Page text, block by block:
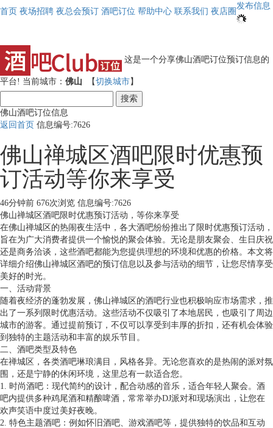
首页 夜场招聘 夜总会预订 酒吧订位 帮助中心 联系我们 夜店圈
发布信息
这是一个分享佛山酒吧订位预订信息的
平台! 当前城市： 佛山 【切换城市】
搜索
佛山酒吧订位信息
返回首页 信息编号:7626
佛山禅城区酒吧限时优惠预
订活动等你来享受
46分钟前 676次浏览 信息编号:7626
佛山禅城区酒吧限时优惠预订活动，等你来享受
在佛山禅城区的热闹夜生活中，各大酒吧纷纷推出了限时优惠预订活动，
旨在为广大消费者提供一个愉悦的聚会体验。无论是朋友聚会、生日庆祝
还是商务洽谈，这些酒吧都能为您提供理想的环境和优惠的价格。本文将
详细介绍佛山禅城区酒吧的预订信息以及参与活动的细节，让您尽情享受
美好的时光。
一、活动背景
随着夜经济的蓬勃发展，佛山禅城区的酒吧行业也积极响应市场需求，推
出了一系列限时优惠活动。这些活动不仅吸引了本地居民，也吸引了周边
城市的游客。通过提前预订，不仅可以享受到丰厚的折扣，还有机会体验
到独特的主题活动和丰富的娱乐节目。
二、酒吧类型及特色
在禅城区，各类酒吧琳琅满目，风格各异。无论您喜欢的是热闹的派对氛
围，还是宁静的休闲环境，这里总有一款适合您。
1. 时尚酒吧：现代简约的设计，配合动感的音乐，适合年轻人聚会。酒
吧内提供多种鸡尾酒和精酿啤酒，常常举办DJ派对和现场演出，让您在
欢声笑语中度过美好夜晚。
2. 特色主题酒吧：例如怀旧酒吧、游戏酒吧等，提供独特的饮品和互动